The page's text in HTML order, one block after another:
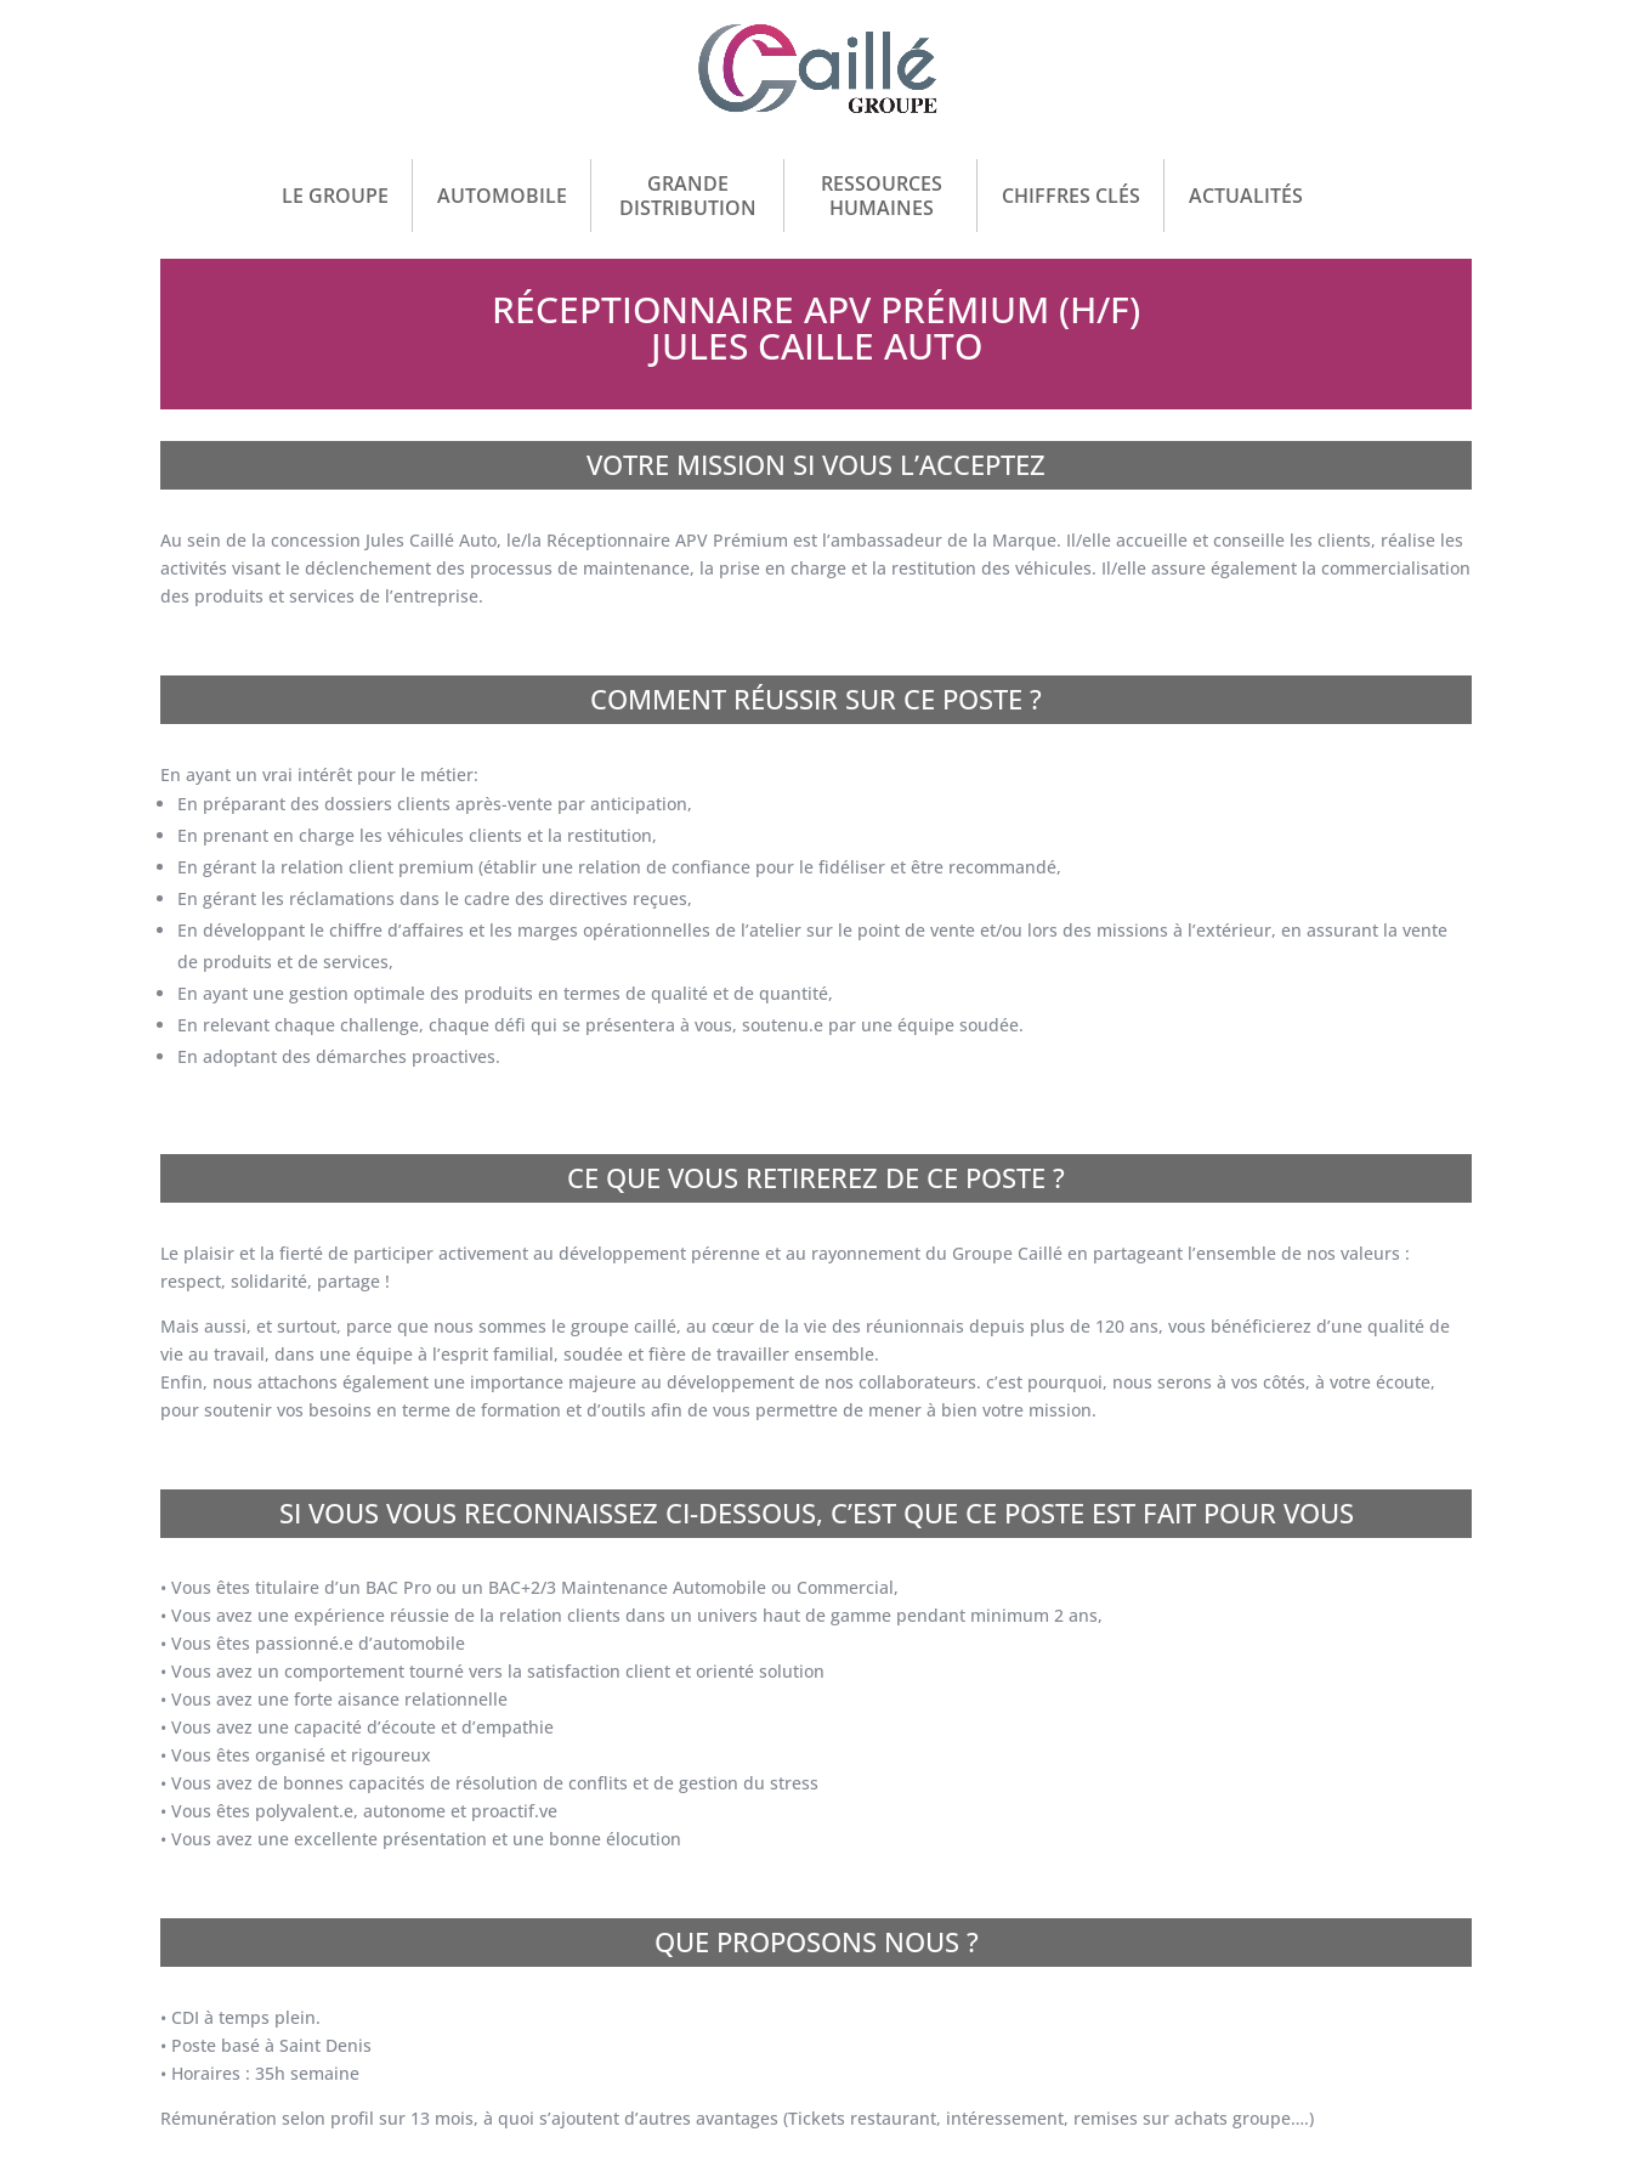
LE GROUPE AUTOMOBILE
GRANDE
DISTRIBUTION
RESSOURCES
HUMAINES
CHIFFRES CLÉS ACTUALITÉS
RÉCEPTIONNAIRE APV PRÉMIUM (H/F)
JULES CAILLE AUTO
VOTRE MISSION SI VOUS L’ACCEPTEZ
Au sein de la concession Jules Caillé Auto, le/la Réceptionnaire APV Prémium est l’ambassadeur de la Marque. Il/elle accueille et conseille les clients, réalise les
activités visant le déclenchement des processus de maintenance, la prise en charge et la restitution des véhicules. Il/elle assure également la commercialisation
des produits et services de l’entreprise.
COMMENT RÉUSSIR SUR CE POSTE ?
En ayant un vrai intérêt pour le métier:
En préparant des dossiers clients après-vente par anticipation,
En prenant en charge les véhicules clients et la restitution,
En gérant la relation client premium (établir une relation de confiance pour le fidéliser et être recommandé,
En gérant les réclamations dans le cadre des directives reçues,
En développant le chiffre d’affaires et les marges opérationnelles de l’atelier sur le point de vente et/ou lors des missions à l’extérieur, en assurant la vente
de produits et de services,
En ayant une gestion optimale des produits en termes de qualité et de quantité,
En relevant chaque challenge, chaque défi qui se présentera à vous, soutenu.e par une équipe soudée.
En adoptant des démarches proactives.
CE QUE VOUS RETIREREZ DE CE POSTE ?
Le plaisir et la fierté de participer activement au développement pérenne et au rayonnement du Groupe Caillé en partageant l’ensemble de nos valeurs :
respect, solidarité, partage !
Mais aussi, et surtout, parce que nous sommes le groupe caillé, au cœur de la vie des réunionnais depuis plus de 120 ans, vous bénéficierez d’une qualité de
vie au travail, dans une équipe à l’esprit familial, soudée et fière de travailler ensemble.
Enfin, nous attachons également une importance majeure au développement de nos collaborateurs. c’est pourquoi, nous serons à vos côtés, à votre écoute,
pour soutenir vos besoins en terme de formation et d’outils afin de vous permettre de mener à bien votre mission.
SI VOUS VOUS RECONNAISSEZ CI-DESSOUS, C’EST QUE CE POSTE EST FAIT POUR VOUS
• Vous êtes titulaire d’un BAC Pro ou un BAC+2/3 Maintenance Automobile ou Commercial,
• Vous avez une expérience réussie de la relation clients dans un univers haut de gamme pendant minimum 2 ans,
• Vous êtes passionné.e d’automobile
• Vous avez un comportement tourné vers la satisfaction client et orienté solution
• Vous avez une forte aisance relationnelle
• Vous avez une capacité d’écoute et d’empathie
• Vous êtes organisé et rigoureux
• Vous avez de bonnes capacités de résolution de conflits et de gestion du stress
• Vous êtes polyvalent.e, autonome et proactif.ve
• Vous avez une excellente présentation et une bonne élocution
QUE PROPOSONS NOUS ?
• CDI à temps plein.
• Poste basé à Saint Denis
• Horaires : 35h semaine
Rémunération selon profil sur 13 mois, à quoi s’ajoutent d’autres avantages (Tickets restaurant, intéressement, remises sur achats groupe….)